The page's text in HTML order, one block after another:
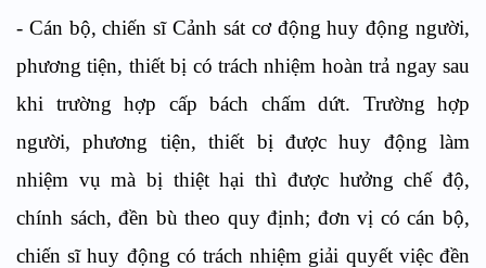
- Cán bộ, chiến sĩ Cảnh sát cơ động huy động người,
phương tiện, thiết bị có trách nhiệm hoàn trả ngay sau
khi trường hợp cấp bách chấm dứt. Trường hợp
người, phương tiện, thiết bị được huy động làm
nhiệm vụ mà bị thiệt hại thì được hưởng chế độ,
chính sách, đền bù theo quy định; đơn vị có cán bộ,
chiến sĩ huy động có trách nhiệm giải quyết việc đền